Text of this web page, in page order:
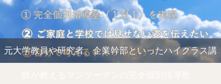
元大学教員や研究者、企業幹部といったハイクラス講